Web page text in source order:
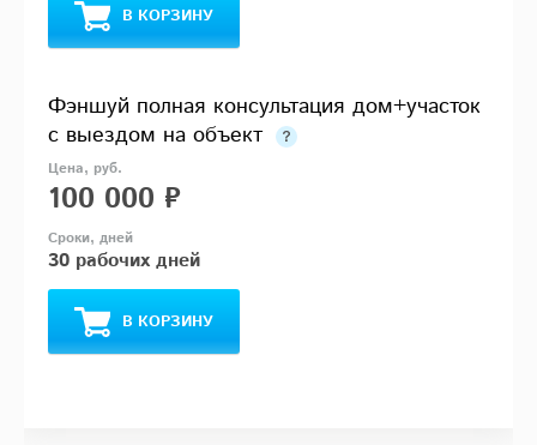
В КОРЗИНУ
Фэншуй полная консультация дом+участок
с выездом на объект
100 000 ₽
30 рабочих дней
В КОРЗИНУ